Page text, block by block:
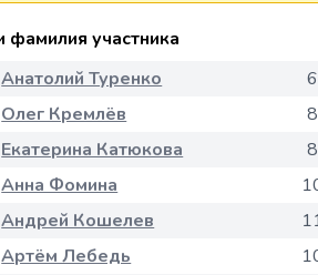
фамилия участника
Анатолий Туренко
Олег Кремлёв
Екатерина Катюкова
Анна Фомина
Андрей Кошелев
Артём Лебедь